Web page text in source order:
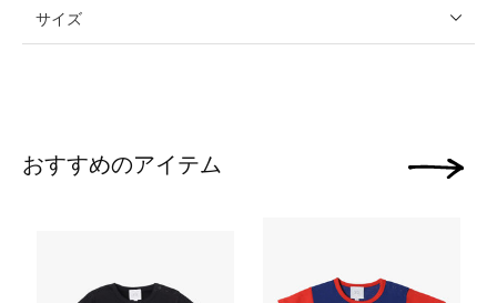
サイズ
おすすめのアイテム 次の画像